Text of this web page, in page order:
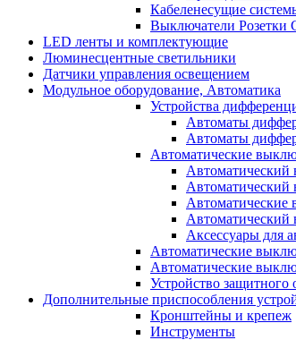
Кабеленесущие
Выключатели Розетки
LED ленты и комплектующие
Люминесцентные светильники
Датчики управления освещением
Модульное оборудование, Автоматика
Устройства
Автоматы
Автоматы
Автоматические
Автоматический
Автоматический
Автоматические
Аксессуары для
Автоматические
Автоматические
Устройство
Дополнительные приспособления
Кронштейны и крепеж
Инструменты